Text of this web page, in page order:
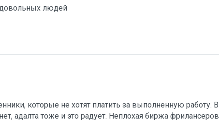
людей
которые не хотят платить за выполненную работу. В
адалта тоже и это радует. Неплохая биржа фрилансеров